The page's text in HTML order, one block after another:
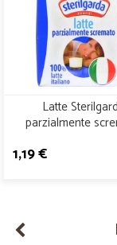
Latte
parzialmente
1,19 €